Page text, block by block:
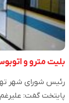
بلیت مترو و
رئیس شورای شهر
پایتخت گفت: